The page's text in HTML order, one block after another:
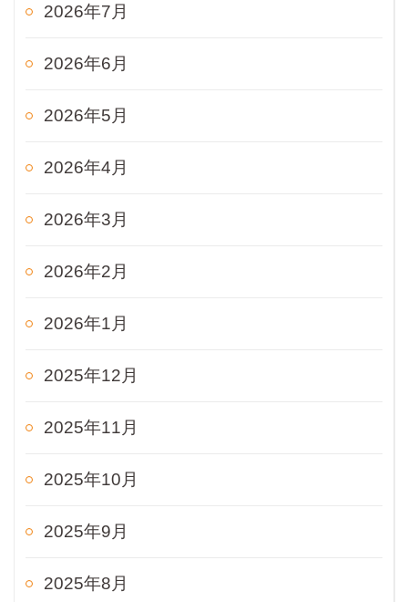
2026年7月
2026年6月
2026年5月
2026年4月
2026年3月
2026年2月
2026年1月
2025年12月
2025年11月
2025年10月
2025年9月
2025年8月